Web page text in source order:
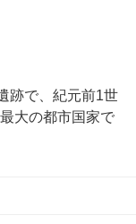
跡で、紀元前1世
大の都市国家で